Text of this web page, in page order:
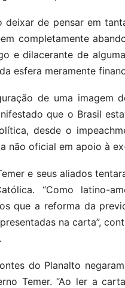
deixar de pensar em
completamente
e dilacerante de
esfera meramente
de uma imagem
que o Brasil
desde o
não oficial em apoio à
e seus aliados
“Como latino-
que a reforma da
na carta”,
do Planalto
Temer. “Ao ler a